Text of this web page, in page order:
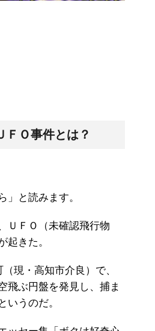
ＦＯ事件とは？
」と読みます。
ＵＦＯ（未確認飛行物
起きた。
現・高知市介良）で、
飛ぶ円盤を発見し、捕ま
いうのだ。